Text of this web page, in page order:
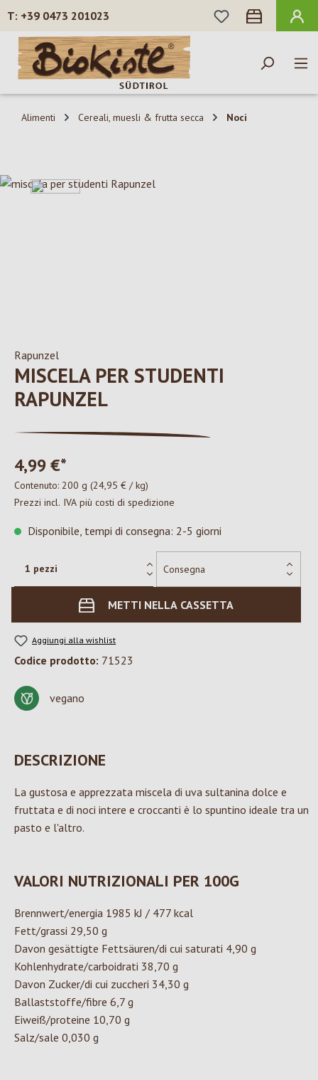
Passa al contenuto principale
+39 0473 201023
HAI 0 ARTICOLI
Alimenti Cereali, muesli & frutta secca Noci
Salta la galleria di immagini
Rapunzel
MISCELA PER STUDENTI
RAPUNZEL
4,99 €*
Contenuto: 200 g (24,95 € / kg)
Prezzi incl. IVA più costi di spedizione
Disponibile, tempi di consegna: 2-5 giorni
METTI NELLA CASSETTA
Aggiungi alla wishlist
Codice prodotto: 71523
vegano
DESCRIZIONE
La gustosa e apprezzata miscela di uva sultanina dolce e
fruttata e di noci intere e croccanti è lo spuntino ideale tra un
pasto e l'altro.
VALORI NUTRIZIONALI PER 100G
Brennwert/energia 1985 kJ / 477 kcal
Fett/grassi 29,50 g
Davon gesättigte Fettsäuren/di cui saturati 4,90 g
Kohlenhydrate/carboidrati 38,70 g
Davon Zucker/di cui zuccheri 34,30 g
Ballaststoffe/fibre 6,7 g
Eiweiß/proteine 10,70 g
Salz/sale 0,030 g